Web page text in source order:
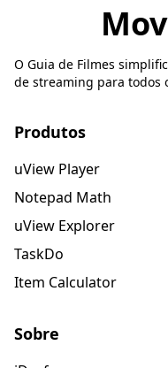
O Guia de Filmes
de streaming para todos
Produtos
uView Player
Notepad Math
uView Explorer
TaskDo
Item Calculator
Sobre